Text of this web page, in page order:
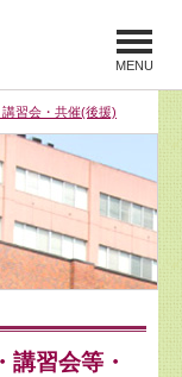
MENU
習会・共催(後援)
講習会等・